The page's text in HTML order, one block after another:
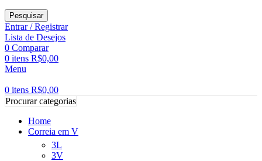
Pesquisar
Entrar / Registrar
Lista de Desejos
0 Comparar
0 itens R$0,00
Menu
0 itens R$0,00
Procurar categorias
Home
Correia em V
3L
3V